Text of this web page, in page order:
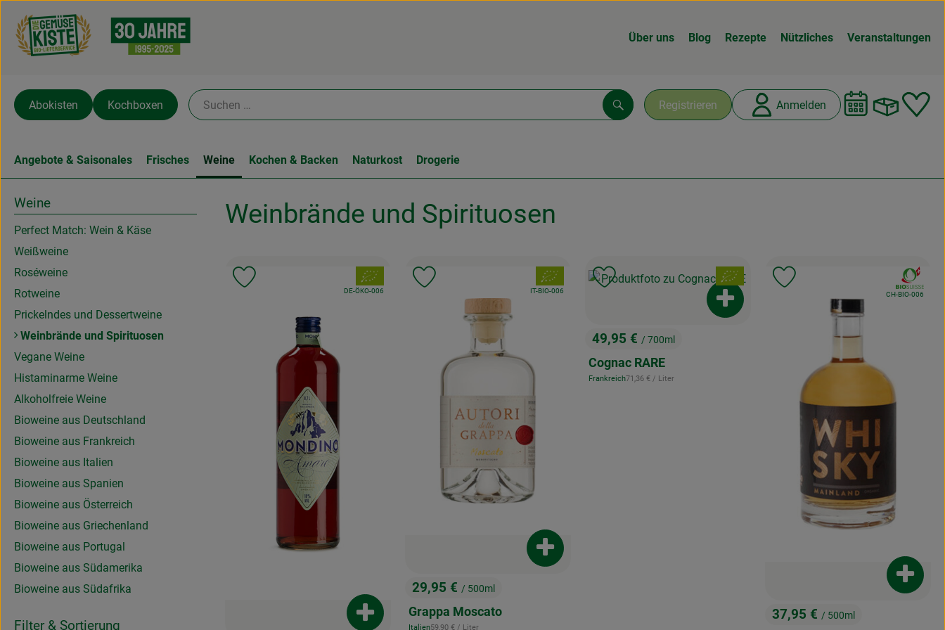
Über uns Blog Rezepte Nützliches Veranstaltungen
Registrieren Anmelden
Suchen
Abokisten Kochboxen
Angebote & Saisonales Frisches Weine Kochen & Backen Naturkost Drogerie
Weine
Perfect Match: Wein & Käse
Weißweine
Roséweine
Rotweine
Prickelndes und Dessertweine
Weinbrände und Spirituosen
Vegane Weine
Histaminarme Weine
Alkoholfreie Weine
Bioweine aus Deutschland
Bioweine aus Frankreich
Bioweine aus Italien
Bioweine aus Spanien
Bioweine aus Österreich
Bioweine aus Griechenland
Bioweine aus Portugal
Bioweine aus Südamerika
Bioweine aus Südafrika
Filter & Sortierung
Weinbrände und Spirituosen
Produkt zum Warenkorb hinzufügen
, Verband:
, Kontrollstelle:
DE-ÖKO-006
Produkt zu Favouriten hinzufügen
, Preis:
29,95 € / 500ml
Grappa Moscato
Italien, Referenzpreis:
59,90 € / Liter
Produkt zum Warenkorb hinzufügen
, Verband:
, Kontrollstelle:
IT-BIO-006
Produkt zu Favouriten hinzufügen
, Preis:
49,95 € / 700ml
Cognac RARE
, Herkunft:
Frankreich, Referenzpreis:
71,36 € / Liter
Produkt zum Warenkorb hinzufügen
, Verband:
Produkt zu Favouriten hinzufügen
, Preis:
37,95 € / 500ml
, Verband:
, Kontrollstelle:
CH-BIO-006
Produkt zu Favouriten